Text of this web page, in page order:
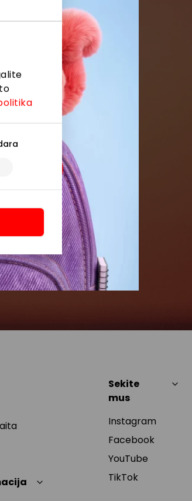
Sekite
mus
Instagram
Facebook
YouTube
TikTok